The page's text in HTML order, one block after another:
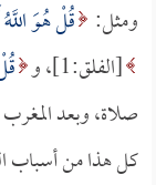
ومثل: قُلْ هُوَ
[الفلق:1]، و
صلاة، وبعد
كل هذا من أسباب